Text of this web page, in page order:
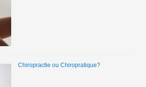
Chiropractie ou Chiropratique?